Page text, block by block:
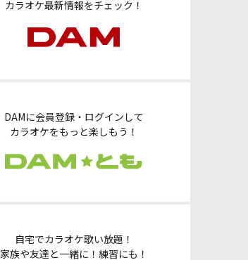
カラオケ最新情報をチェック！
DAMに会員登録・ログインして
カラオケをもっと楽しもう！
自宅でカラオケ歌い放題！
家族や友達と一緒に！練習にも！